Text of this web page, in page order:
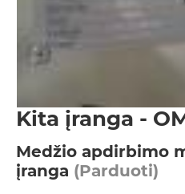
Kita įranga -
Medžio apdirbimo
įranga (Parduoti)